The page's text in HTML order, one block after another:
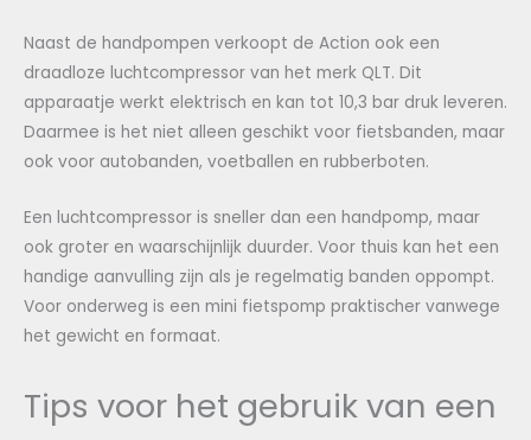
Naast de handpompen verkoopt de Action ook een
draadloze luchtcompressor van het merk QLT. Dit
apparaatje werkt elektrisch en kan tot 10,3 bar druk leveren.
Daarmee is het niet alleen geschikt voor fietsbanden, maar
ook voor autobanden, voetballen en rubberboten.
Een luchtcompressor is sneller dan een handpomp, maar
ook groter en waarschijnlijk duurder. Voor thuis kan het een
handige aanvulling zijn als je regelmatig banden oppompt.
Voor onderweg is een mini fietspomp praktischer vanwege
het gewicht en formaat.
Tips voor het gebruik van een